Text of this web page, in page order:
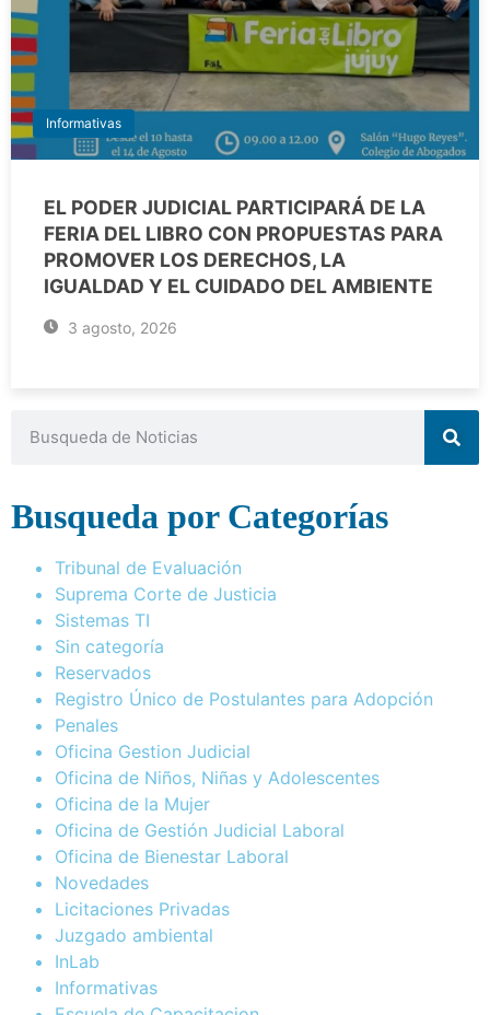
Informativas
EL PODER JUDICIAL PARTICIPARÁ DE LA
FERIA DEL LIBRO CON PROPUESTAS PARA
PROMOVER LOS DERECHOS, LA
IGUALDAD Y EL CUIDADO DEL AMBIENTE
3 agosto, 2026
Busqueda por Categorías
Tribunal de Evaluación
Suprema Corte de Justicia
Sistemas TI
Sin categoría
Reservados
Registro Único de Postulantes para Adopción
Penales
Oficina Gestion Judicial
Oficina de Niños, Niñas y Adolescentes
Oficina de la Mujer
Oficina de Gestión Judicial Laboral
Oficina de Bienestar Laboral
Novedades
Licitaciones Privadas
Juzgado ambiental
InLab
Informativas